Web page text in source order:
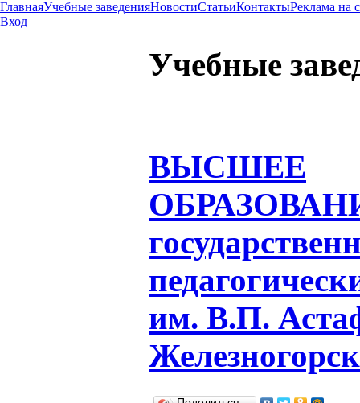
ГлавнаяУчебные заведенияНовостиСтатьиКонтактыРеклама на
Вход
Учебные
ВЫСШЕЕ
им. В.П.